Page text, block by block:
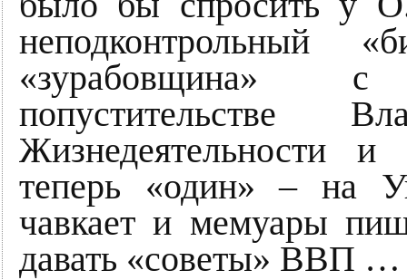
неподконтрольный
«зурабовщина»
попустительстве
Жизнедеятельности
теперь «один» – на
чавкает и мемуары
давать «советы» ВВП …